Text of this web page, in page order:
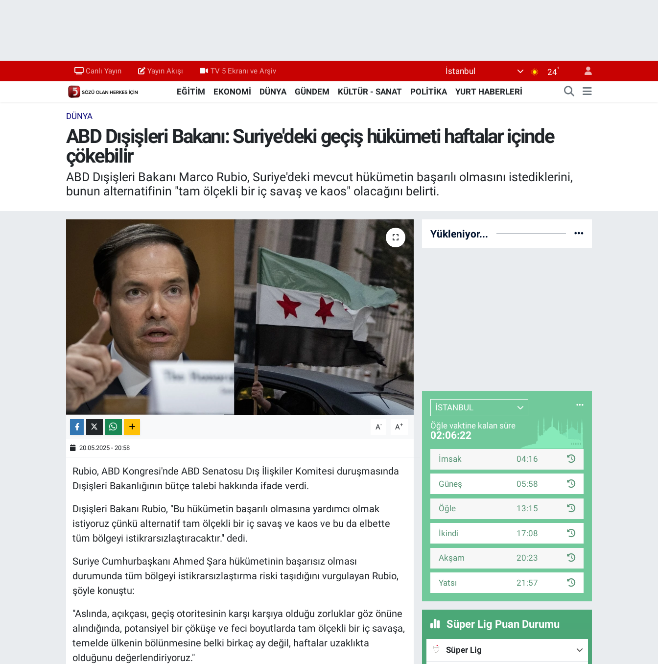
Canlı Yayın Yayın Akışı TV 5 Ekranı ve Arşiv İstanbul 24°
EĞİTİM EKONOMİ DÜNYA GÜNDEM KÜLTÜR - SANAT POLİTİKA YURT HABERLERİ
DÜNYA
ABD Dışişleri Bakanı: Suriye'deki geçiş hükümeti haftalar içinde
çökebilir
ABD Dışişleri Bakanı Marco Rubio, Suriye'deki mevcut hükümetin başarılı olmasını istediklerini,
bunun alternatifinin "tam ölçekli bir iç savaş ve kaos" olacağını belirti.
A- A+
20.05.2025 - 20:58
Rubio, ABD Kongresi'nde ABD Senatosu Dış İlişkiler Komitesi duruşmasında
Dışişleri Bakanlığının bütçe talebi hakkında ifade verdi.
Dışişleri Bakanı Rubio, "Bu hükümetin başarılı olmasına yardımcı olmak
istiyoruz çünkü alternatif tam ölçekli bir iç savaş ve kaos ve bu da elbette
tüm bölgeyi istikrarsızlaştıracaktır." dedi.
Suriye Cumhurbaşkanı Ahmed Şara hükümetinin başarısız olması
durumunda tüm bölgeyi istikrarsızlaştırma riski taşıdığını vurgulayan Rubio,
şöyle konuştu:
"Aslında, açıkçası, geçiş otoritesinin karşı karşıya olduğu zorluklar göz önüne
alındığında, potansiyel bir çöküşe ve feci boyutlarda tam ölçekli bir iç savaşa,
temelde ülkenin bölünmesine belki birkaç ay değil, haftalar uzaklıkta
olduğunu değerlendiriyoruz."
Yükleniyor...
İSTANBUL
Öğle vaktine kalan süre
02:06:21
İmsak 04:16
Güneş 05:58
Öğle 13:15
İkindi 17:08
Akşam 20:23
Yatsı 21:57
Süper Lig Puan Durumu
Süper Lig
Yayın Akışı
TV 5 Ekranı ve Arşiv